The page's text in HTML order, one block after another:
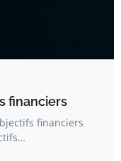
financiers
financiers